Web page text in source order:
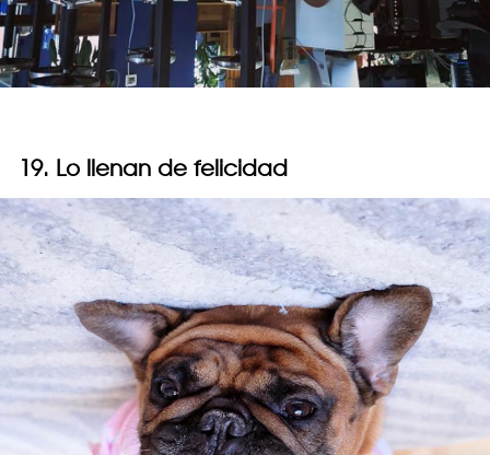
19. Lo llenan de felicidad